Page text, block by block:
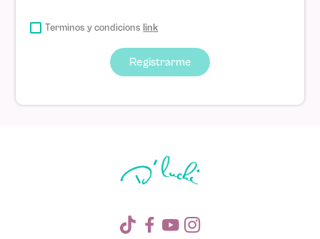
Terminos y condicions link
Registrarme